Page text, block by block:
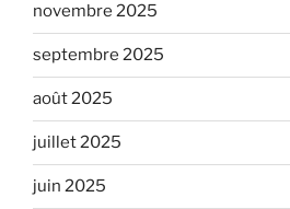
novembre 2025
septembre 2025
août 2025
juillet 2025
juin 2025